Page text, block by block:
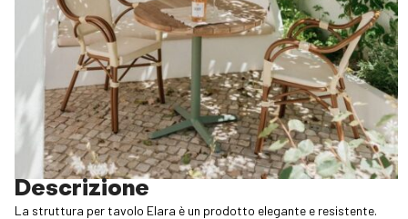
Descrizione
La struttura per tavolo Elara è un prodotto elegante e resistente.